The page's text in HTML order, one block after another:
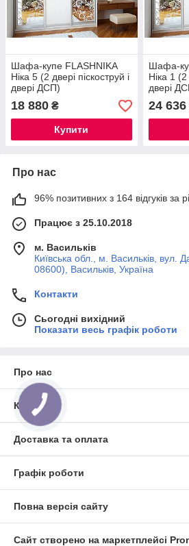
Шафа-купе FLASHNIKA
Ніка 5 (2 двері піскоструй і
двері ДСП)
18 880 ₴
Купити
Шафа-
Ніка 1 (2
двері
24 636
Про нас
96% позитивних з 164 відгуків за
Працює з 25.10.2018
м. Васильків
Київська обл., м. Васильків, вул.
08600), Васильків, Україна
Контакти
Сьогодні вихідний
Показати весь графік роботи
Про нас
Контакти
Доставка та оплата
Графік роботи
Повна версія сайту
Сайт створено на маркетплейсі
КНОПКА
ЗВ'ЯЗКУ